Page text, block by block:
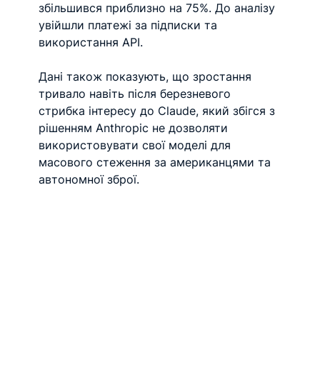
збільшився приблизно на 75%. До аналізу
увійшли платежі за підписки та
використання API.
Дані також показують, що зростання
тривало навіть після березневого
стрибка інтересу до Claude, який збігся з
рішенням Anthropic не дозволяти
використовувати свої моделі для
масового стеження за американцями та
автономної зброї.